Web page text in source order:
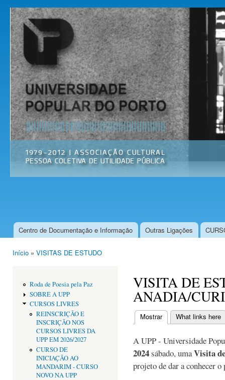
Universidade
Popular do
Porto
Associação
Cultural
Menu principal
Centro de Documentação e Informação Outras Ligações
Início » VISITAS DE ESTUDO
Roda de Poesia pela Paz
SOBRE A UPP
CURSOS LIVRES
REINSCRIÇÃO E
INSCRIÇÃO NOS
CURSOS LIVRES DA
UPP EM 2026/2027
CURSO DE
INICIAÇÃO AO
MANDARIM - CURSO
NOVO NA UPP
VISITA DE
ANADIA/
Separadores
Mostrar(separador ativo)
What links here
A UPP - Universidade
2024sábado, umaVisita
projeto de dar a conhecer